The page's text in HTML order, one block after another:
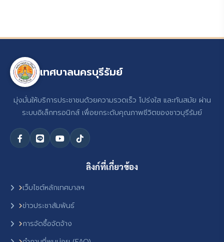
เทศบาลนครบุรีรัมย์
มุ่งมั่นให้บริการประชาชนด้วยความรวดเร็ว โปร่งใส และทันสมัย ผ่าน
ระบบอิเล็กทรอนิกส์ เพื่อยกระดับคุณภาพชีวิตของชาวบุรีรัมย์
ลิงก์ที่เกี่ยวข้อง
เว็บไซต์หลักเทศบาลฯ
ข่าวประชาสัมพันธ์
การจัดซื้อจัดจ้าง